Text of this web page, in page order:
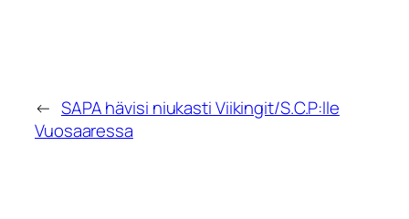
← SAPA hävisi niukasti Viikingit/S.C.P:lle
Vuosaaressa